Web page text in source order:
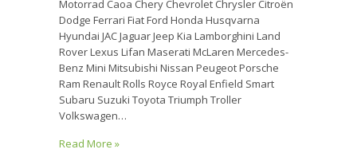
Motorrad Caoa Chery Chevrolet Chrysler Citroën
Dodge Ferrari Fiat Ford Honda Husqvarna
Hyundai JAC Jaguar Jeep Kia Lamborghini Land
Rover Lexus Lifan Maserati McLaren Mercedes-
Benz Mini Mitsubishi Nissan Peugeot Porsche
Ram Renault Rolls Royce Royal Enfield Smart
Subaru Suzuki Toyota Triumph Troller
Volkswagen…
Read More »